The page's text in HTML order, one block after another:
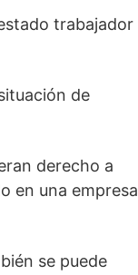
trabajador
de
derecho a
en una empresa
se puede